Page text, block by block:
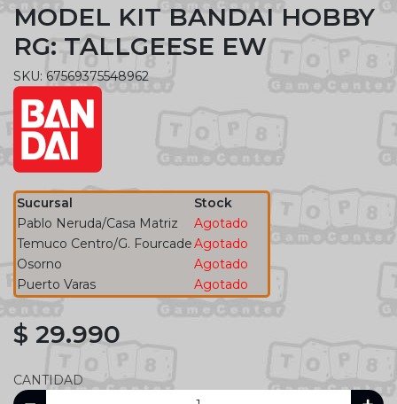
MODEL KIT BANDAI HOBBY
RG: TALLGEESE EW
SKU: 67569375548962
Sucursal
Stock
Pablo Neruda/Casa Matriz
Agotado
Temuco Centro/G. FourcadeAgotado
Osorno
Agotado
Puerto Varas
Agotado
$ 29.990
CANTIDAD